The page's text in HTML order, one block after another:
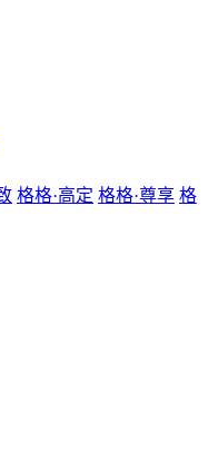
格格·高定 格格·尊享 格